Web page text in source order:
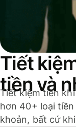
Tiết
tiền và
Tiết kiệm tiền
hơn 40+ loại
khoản, bất cứ